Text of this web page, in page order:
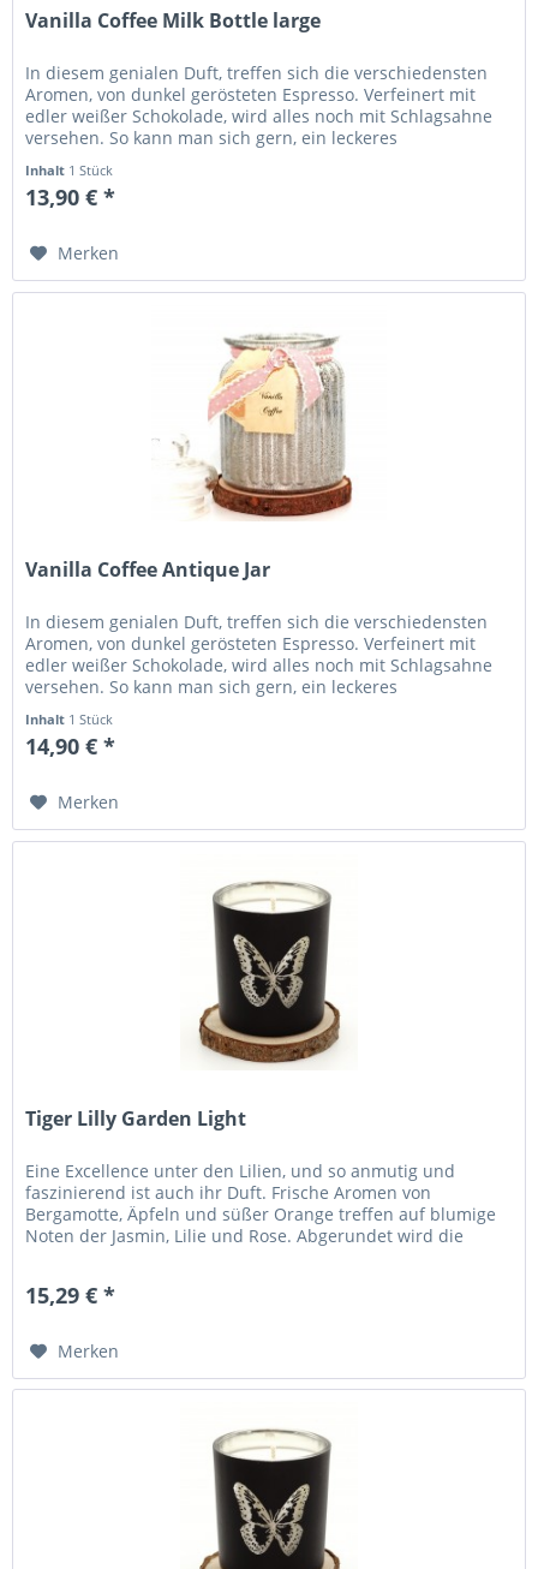
Vanilla Coffee Milk Bottle large
In diesem genialen Duft, treffen sich die verschiedensten
Aromen, von dunkel gerösteten Espresso. Verfeinert mit
edler weißer Schokolade, wird alles noch mit Schlagsahne
versehen. So kann man sich gern, ein leckeres
Inhalt 1 Stück
13,90 € *
Merken
Vanilla Coffee Antique Jar
In diesem genialen Duft, treffen sich die verschiedensten
Aromen, von dunkel gerösteten Espresso. Verfeinert mit
edler weißer Schokolade, wird alles noch mit Schlagsahne
versehen. So kann man sich gern, ein leckeres
Inhalt 1 Stück
14,90 € *
Merken
Tiger Lilly Garden Light
Eine Excellence unter den Lilien, und so anmutig und
faszinierend ist auch ihr Duft. Frische Aromen von
Bergamotte, Äpfeln und süßer Orange treffen auf blumige
Noten der Jasmin, Lilie und Rose. Abgerundet wird die
15,29 € *
Merken